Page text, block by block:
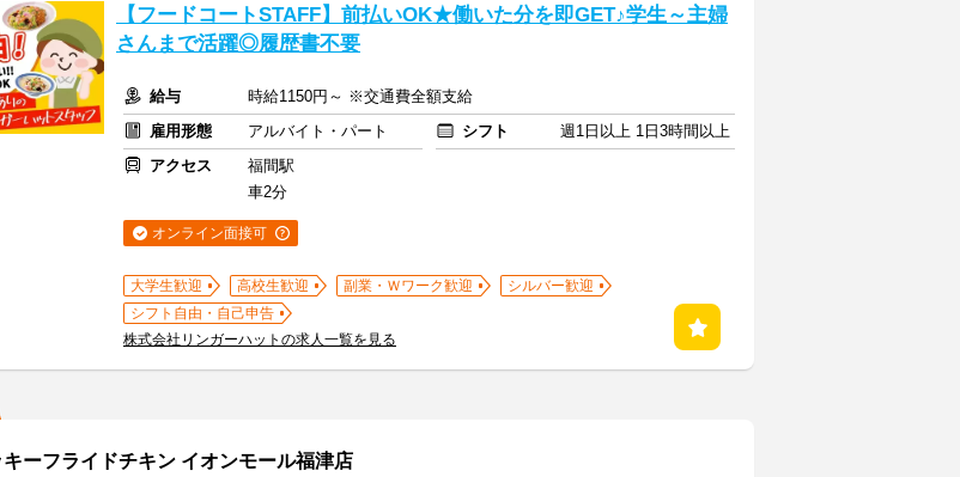
【フードコートSTAFF】前払いOK★働いた分を即GET♪学生～主婦
さんまで活躍◎履歴書不要
給与
時給1150円～ ※交通費全額支給
雇用形態
アルバイト・パート シフト
週1日以上 1日3時間以上
アクセス
福間駅
車2分
オンライン面接可
大学生歓迎 高校生歓迎 副業・Ｗワーク歓迎
シルバー歓迎
シフト自由・自己申告
株式会社リンガーハットの求人一覧を見る
ーフライドチキン イオンモール福津店